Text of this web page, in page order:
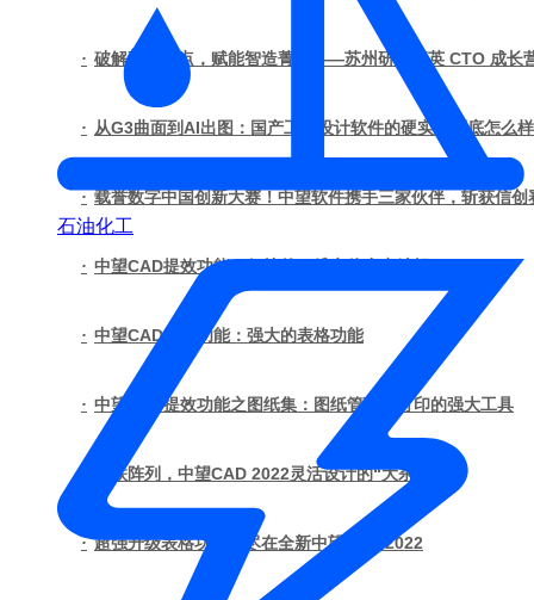
石油化工
· 破解研发痛点，赋能智造菁英——苏州研发菁英 CTO 成长
· 从G3曲面到AI出图：国产工业设计软件的硬实力到底怎么
· 载誉数字中国创新大赛！中望软件携手三家伙伴，斩获信创
· 中望CAD提效功能：便捷的三维实体夹点编辑
· 中望CAD提效功能：强大的表格功能
· 中望CAD提效功能之图纸集：图纸管理与打印的强大工具
关联阵列，中望CAD 2022灵活设计的“大杀器”
· 超强升级表格功能，尽在全新中望CAD 2022